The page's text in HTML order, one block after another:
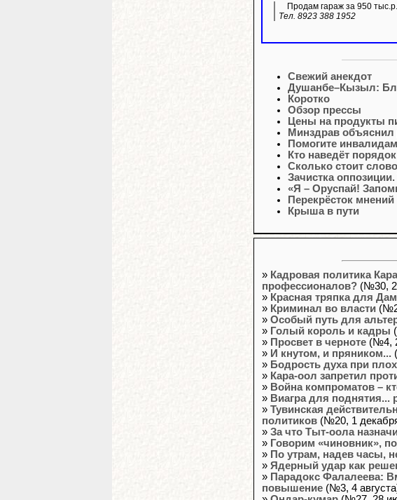
Продам гараж за 950
Тел. 8923 388 1952
Свежий анекдот
Душанбе–Кызыл:
Коротко
Обзор прессы
Цены на продукты
Минздрав объяснил
Помогите инвалидам
Кто наведёт
Сколько стоит
Зачистка
«Я – Оруспай!
Перекрёсток мнений
Крыша в пути
» Кадровая политика
профессионалов? (№30,
» Красная тряпка для
» Криминал во власти
» Особый путь для
» Голый король и кадры
» Просвет в черноте (№4,
» И кнутом, и пряником...
» Бодрость духа при
» Кара-оол запретил
» Война компроматов –
» Виагра для поднятия...
» Тувинская
политиков (№20, 1
» За что Тыт-оола
» Говорим «чиновник»,
» По утрам, надев часы,
» Ядерный удар как
» Парадокс Фалалеева:
повышение (№3, 4